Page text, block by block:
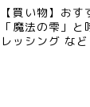
【買い物】お
「魔法の雫」
レッシング など